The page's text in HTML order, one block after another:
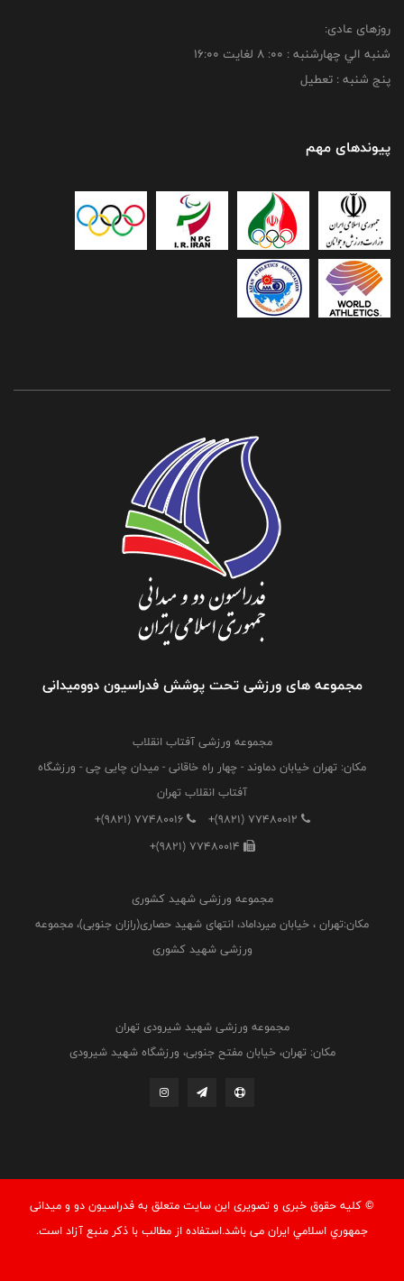
روزهای عادی:
شنبه الي چهارشنبه : 00: 8 لغايت 16:00
پنج شنبه : تعطیل
پیوندهای مهم
مجموعه های ورزشی تحت پوشش فدراسیون دوومیدانی
مجموعه ورزشی آفتاب انقلاب
مکان: تهران خیابان دماوند - چهار راه خاقانی - میدان چایی چی - ورزشگاه
آفتاب انقلاب تهران
+(9821) 77480012
+(9821) 77480016
+(9821) 77480014
مجموعه ورزشی شهید کشوری
مکان:تهران ، خیابان میرداماد، انتهای شهید حصاری(رازان جنوبی)، مجموعه
ورزشی شهید کشوری
مجموعه ورزشی شهید شیرودی تهران
مکان: تهران، خیابان مفتح جنوبی، ورزشگاه شهید شیرودی
© کليه حقوق خبری و تصويری اين سايت متعلق به فدراسيون دو و میدانی
جمهوري اسلامي ايران می باشد.استفاده از مطالب با ذكر منبع آزاد است.